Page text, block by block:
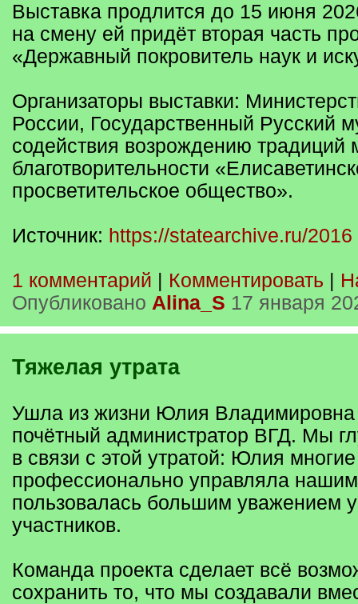
Выставка продлится до 15 июня
на смену ей придёт вторая часть
«Державный покровитель наук и
Организаторы выставки:
России, Государственный Русский
содействия возрождению традиций
благотворительности
просветительское общество».
Источник: https://statearchive.ru/2016
1 комментарий Комментировать
Опубликовано Alina_S 17 января
Тяжелая утрата
Ушла из жизни Юлия
почётный администратор ВГД. Мы
в связи с этой утратой: Юлия
профессионально управляла
пользовалась большим уважением
участников.
Команда проекта сделает всё
сохранить то, что мы создавали